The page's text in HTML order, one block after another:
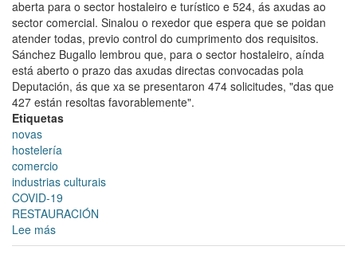
aberta para o sector hostaleiro e turístico e 524, ás axudas ao
sector comercial. Sinalou o rexedor que espera que se poidan
atender todas, previo control do cumprimento dos requisitos.
Sánchez Bugallo lembrou que, para o sector hostaleiro, aínda
está aberto o prazo das axudas directas convocadas pola
Deputación, ás que xa se presentaron 474 solicitudes, "das que
427 están resoltas favorablemente".
Etiquetas
novas
hostelería
comercio
industrias culturais
COVID-19
RESTAURACIÓN
Lee más
Máis